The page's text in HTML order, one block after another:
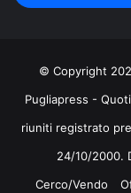
mail
© Copyright
Pugliapress -
riuniti registrato
24/10/2000.
Cerco/Vendo